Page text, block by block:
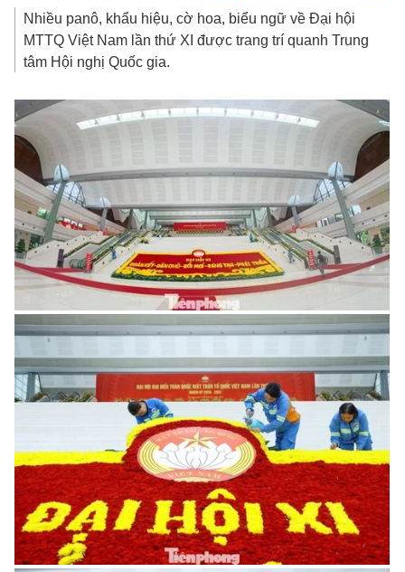
Nhiều panô, khẩu hiệu, cờ hoa, biểu ngữ về Đại hội
MTTQ Việt Nam lần thứ XI được trang trí quanh Trung
tâm Hội nghị Quốc gia.